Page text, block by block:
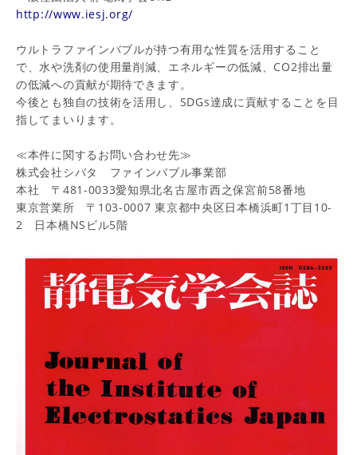
http://www.iesj.org/
ウルトラファインバブルが持つ有用な性質を活用すること
で、水や洗剤の使用量削減、エネルギーの低減、CO2排出量
の低減への貢献が期待できます。
今後とも独自の技術を活用し、SDGs達成に貢献することを目
指してまいります。
≪本件に関するお問い合わせ先≫
株式会社シバタ ファインバブル事業部
本社 〒481-0033愛知県北名古屋市西之保宮前58番地
東京営業所 〒103-0007 東京都中央区日本橋浜町1丁目10-
2 日本橋NSビル5階